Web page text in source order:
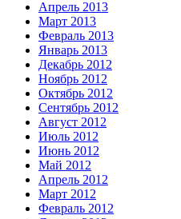
Апрель 2013
Март 2013
Февраль 2013
Январь 2013
Декабрь 2012
Ноябрь 2012
Октябрь 2012
Сентябрь 2012
Август 2012
Июль 2012
Июнь 2012
Май 2012
Апрель 2012
Март 2012
Февраль 2012